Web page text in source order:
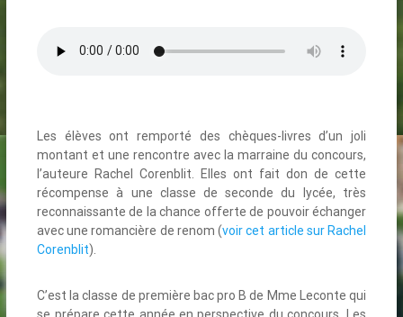
Les élèves ont remporté des chèques-livres d’un joli
montant et une rencontre avec la marraine du concours,
l’auteure Rachel Corenblit. Elles ont fait don de cette
récompense à une classe de seconde du lycée, très
reconnaissante de la chance offerte de pouvoir échanger
avec une romancière de renom (voir cet article sur Rachel
Corenblit).
C’est la classe de première bac pro B de Mme Leconte qui
se prépare cette année en perspective du concours. Les